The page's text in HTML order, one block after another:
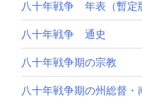
八十年戦争 年表（暫定
八十年戦争 通史
八十年戦争期の宗教
八十年戦争期の州総督